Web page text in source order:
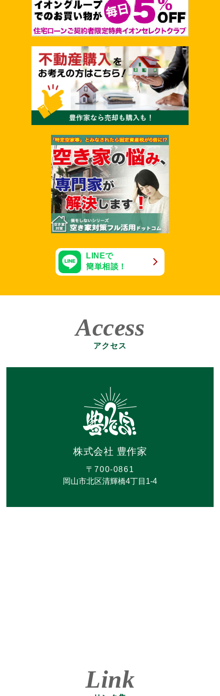
LINEで
簡単相談！
Access
アクセス
株式会社 豊作家
〒700-0861
岡山市北区清輝橋4丁目1-4
Link